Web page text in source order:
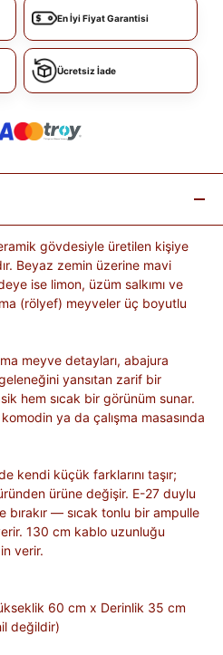
En İyi Fiyat Garantisi
Ücretsiz İade
gövdesiyle üretilen kişiye
Beyaz zemin üzerine mavi
ise limon, üzüm salkımı ve
(rölyef) meyveler üç boyutlu
meyve detayları, abajura
yansıtan zarif bir
hem sıcak bir görünüm sunar.
ya da çalışma masasında
kendi küçük farklarını taşır;
ürüne değişir. E-27 duylu
bırakır — sıcak tonlu bir ampulle
130 cm kablo uzunluğu
verir.
60 cm x Derinlik 35 cm
değildir)